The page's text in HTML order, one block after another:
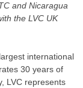
and Nicaragua
the LVC UK
international
30 years of
LVC represents